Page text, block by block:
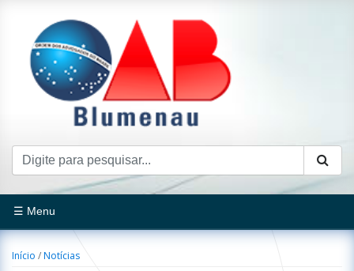
☰ Menu
Início /Notícias